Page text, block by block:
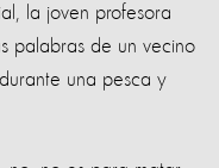
la joven profesora
palabras de un vecino
una pesca y